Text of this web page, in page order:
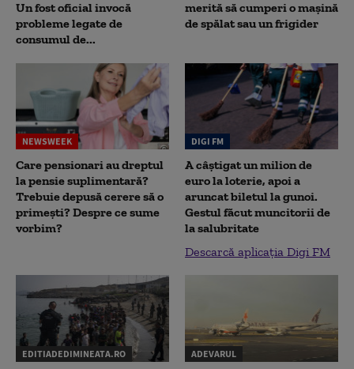
Un fost oficial invocă
probleme legate de
consumul de...
merită să cumperi o mașină
de spălat sau un frigider
NEWSWEEK
Care pensionari au dreptul
la pensie suplimentară?
Trebuie depusă cerere să o
primești? Despre ce sume
vorbim?
DIGI FM
A câștigat un milion de
euro la loterie, apoi a
aruncat biletul la gunoi.
Gestul făcut muncitorii de
la salubritate
Descarcă aplicația Digi FM
EDITIADEDIMINEATA.RO ADEVARUL